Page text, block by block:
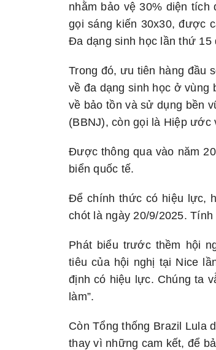
nhằm bảo vệ 30% diện
gọi sáng kiến 30x30, được
Đa dạng sinh học lần thứ 15
Trong đó, ưu tiên hàng đầu
về đa dạng sinh học ở vùng
về bảo tồn và sử dụng bền
(BBNJ), còn gọi là Hiệp ước
Được thông qua vào năm
biển quốc tế.
Để chính thức có hiệu lực,
chót là ngày 20/9/2025.
Phát biểu trước thềm hội
tiêu của hội nghị tại Nice
định có hiệu lực. Chúng ta
làm”.
Còn Tổng thống Brazil Lula
thay vì những cam kết, để